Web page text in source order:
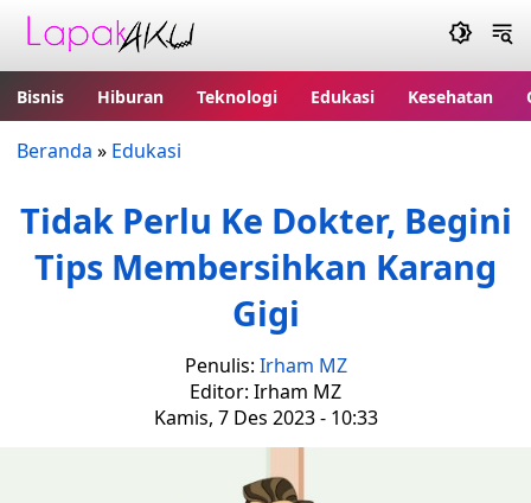
Bisnis Hiburan Teknologi Edukasi Kesehatan
Beranda » Edukasi
Tidak Perlu Ke Dokter, Begini
Tips Membersihkan Karang
Gigi
Penulis: Irham MZ
Editor: Irham MZ
Kamis, 7 Des 2023 - 10:33